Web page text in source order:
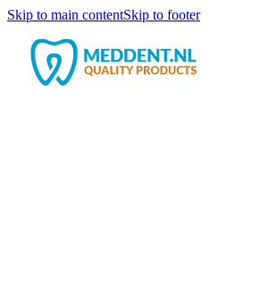
Skip to main contentSkip to footer